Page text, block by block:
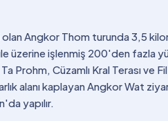
Angkor Thom turunda 3,5
üzerine işlenmiş 200'den fazla
Prohm, Cüzamlı Kral Terası ve
alanı kaplayan Angkor Wat
yapılır.